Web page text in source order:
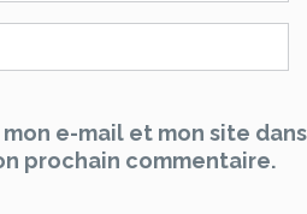
e-mail et mon site dans
prochain commentaire.